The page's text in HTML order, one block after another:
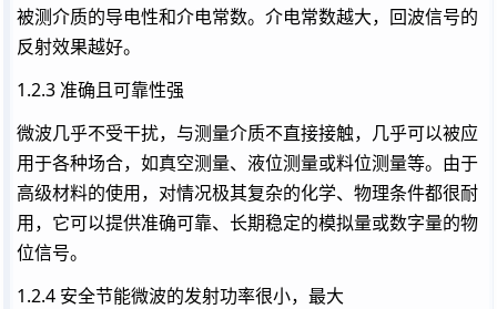
被测介质的导电性和介电常数。介电常数越大，回波信号的
反射效果越好。
1.2.3 准确且可靠性强
微波几乎不受干扰，与测量介质不直接接触，几乎可以被应
用于各种场合，如真空测量、液位测量或料位测量等。由于
高级材料的使用，对情况极其复杂的化学、物理条件都很耐
用，它可以提供准确可靠、长期稳定的模拟量或数字量的物
位信号。
1.2.4 安全节能微波的发射功率很小，最大